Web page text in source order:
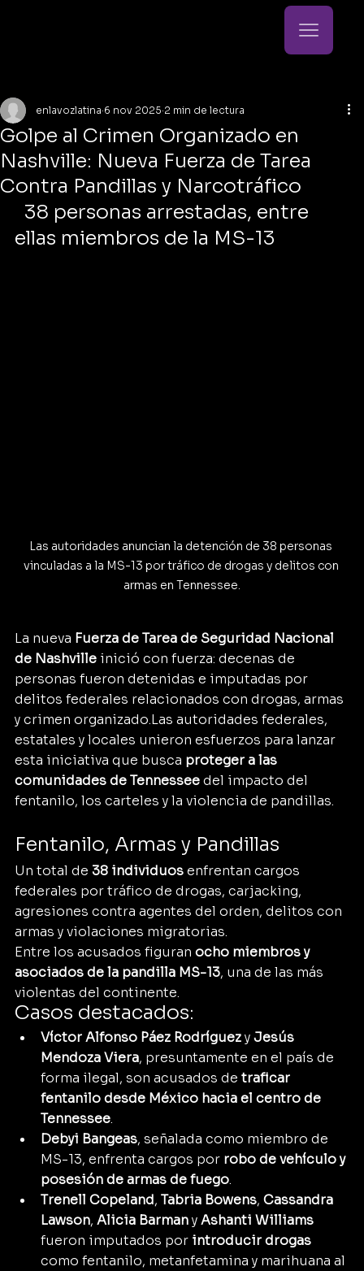
Golpe al Crimen Organizado en
Nashville: Nueva Fuerza de Tarea
Contra Pandillas y Narcotráfico
enlavozlatina 6 nov 2025 2 min de lectura
ellas miembros de la MS-13
Las autoridades anuncian la detención de 38 personas
vinculadas a la MS-13 por tráfico de drogas y delitos con
armas en Tennessee.
La nueva Fuerza de Tarea de Seguridad Nacional
de Nashville inició con fuerza: decenas de
personas fueron detenidas e imputadas por
delitos federales relacionados con drogas, armas
y crimen organizado.Las autoridades federales,
estatales y locales unieron esfuerzos para lanzar
esta iniciativa que busca proteger a las
comunidades de Tennessee del impacto del
fentanilo, los carteles y la violencia de pandillas.
Fentanilo, Armas y Pandillas
Un total de 38 individuos enfrentan cargos
federales por tráfico de drogas, carjacking,
agresiones contra agentes del orden, delitos con
armas y violaciones migratorias.
Entre los acusados figuran ocho miembros y
asociados de la pandilla MS-13, una de las más
violentas del continente.
Casos destacados:
Víctor Alfonso Páez Rodríguez y Jesús
Mendoza Viera, presuntamente en el país de
forma ilegal, son acusados de traficar
fentanilo desde México hacia el centro de
Tennessee.
Debyi Bangeas, señalada como miembro de
MS-13, enfrenta cargos por robo de vehículo y
posesión de armas de fuego.
Trenell Copeland, Tabria Bowens, Cassandra
Lawson, Alicia Barman y Ashanti Williams
fueron imputados por introducir drogas
como fentanilo, metanfetamina y marihuana al